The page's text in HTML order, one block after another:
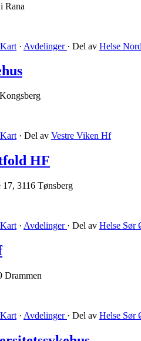
Rana
Kart · Avdelinger · Del av Helse
Kart · Del av Vestre Viken Hf
HF
17, 3116 Tønsberg
Kart · Avdelinger · Del av Helse Sør
Drammen
Kart · Avdelinger · Del av Helse Sør